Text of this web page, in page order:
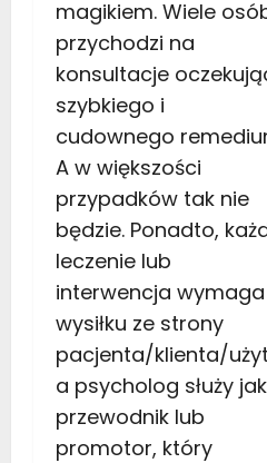
magikiem. Wiele
przychodzi na
konsultacje
szybkiego i
cudownego
A w większości
przypadków tak nie
będzie. Ponadto,
leczenie lub
interwencja wymaga
wysiłku ze strony
pacjenta/klienta/
a psycholog służy
przewodnik lub
promotor, który